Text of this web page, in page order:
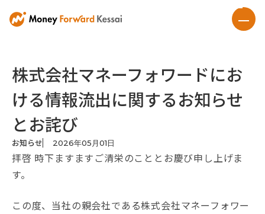
株式会社マネーフォワードにお
ける情報流出に関するお知らせ
とお詫び
お知らせ 2026年05 月01日
拝啓 時下ますますご清栄のこととお慶び申し上げま
す。
この度、当社の親会社である株式会社マネーフォワー